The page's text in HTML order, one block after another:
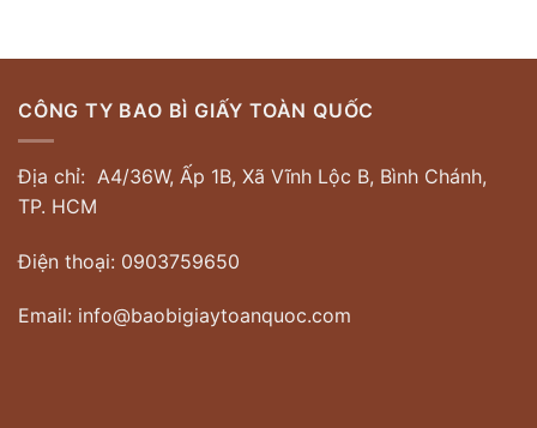
CÔNG TY BAO BÌ GIẤY TOÀN QUỐC
Địa chỉ: A4/36W, Ấp 1B, Xã Vĩnh Lộc B, Bình Chánh,
TP. HCM
Điện thoại: 0903759650
Email: info@baobigiaytoanquoc.com